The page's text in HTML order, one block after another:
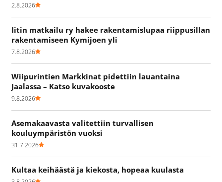
2.8.2026
Iitin matkailu ry hakee rakentamislupaa riippusillan
rakentamiseen Kymijoen yli
7.8.2026
Wiipurintien Markkinat pidettiin lauantaina
Jaalassa – Katso kuvakooste
9.8.2026
Asemakaavasta valitettiin turvallisen
kouluympäristön vuoksi
31.7.2026
Kultaa keihäästä ja kiekosta, hopeaa kuulasta